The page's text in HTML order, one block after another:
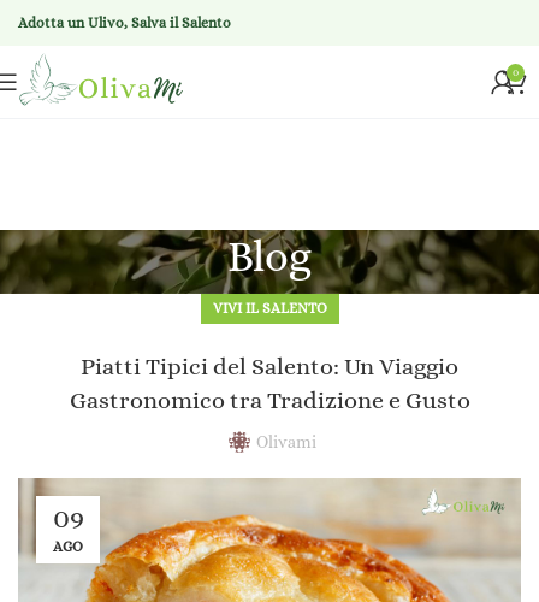
Adotta un Ulivo, Salva il Salento
0
Blog
VIVI IL SALENTO
Piatti Tipici del Salento: Un Viaggio
Gastronomico tra Tradizione e Gusto
Olivami
09
AGO